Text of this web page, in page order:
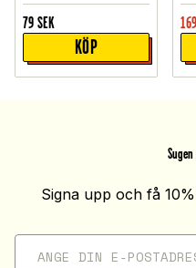
79 SEK
KÖP
169
Signa upp och få